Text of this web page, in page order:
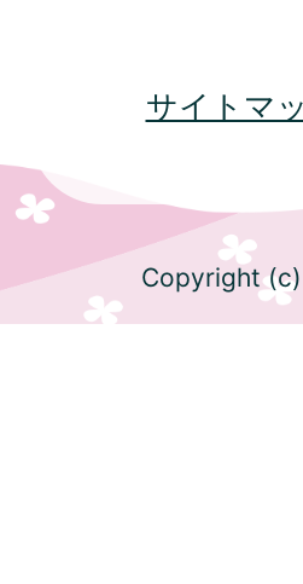
サイトマ
Copyright